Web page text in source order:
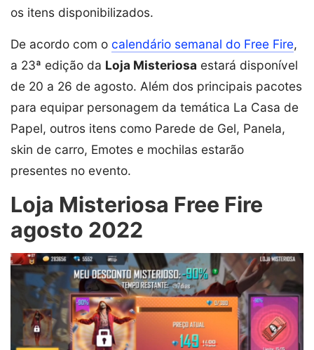
os itens disponibilizados.
De acordo com o calendário semanal do Free Fire,
a 23ª edição da Loja Misteriosa estará disponível
de 20 a 26 de agosto. Além dos principais pacotes
para equipar personagem da temática La Casa de
Papel, outros itens como Parede de Gel, Panela,
skin de carro, Emotes e mochilas estarão
presentes no evento.
Loja Misteriosa Free Fire
agosto 2022